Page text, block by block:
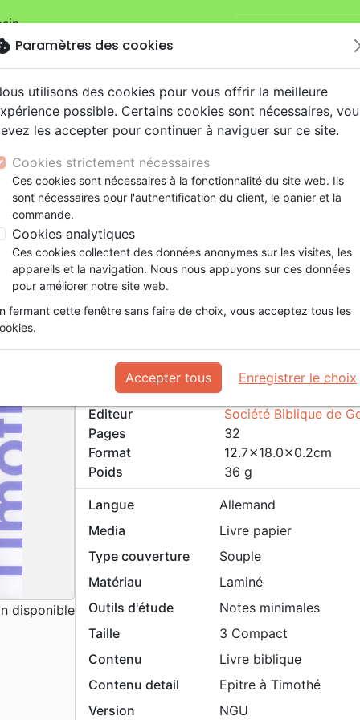
Je veux retirer
sur la boutiqueLa Maison de la
NouveautésBibles
Testaments
Segond
Darby
Livres
Famille, couple
Souffrance, Relation d'aide
Ethique, société, politique
Événements actuels
eBooks
Couple
Souffrance, Relation d'aide
Apologétique
Bibles jeunesse
Latino, Folk
Soul
Louange, Adoration
Pop, Rock
animés
conférences
Documentaires, reportages
Accessoires de Bible
Papeterie
- épîtres à Timothée
Allemand, NGÜ - épîtres à
Version : Neue Genfer Übersetzung
Référence NGU23003 EAN 9782608230034
Détails du produit
Référence
NGU23003
EAN / ISBN
Editeur
Société Biblique de
Pages
32
Format
12.7⨯18.0⨯0.2cm
Poids
36 g
Langue
Allemand
Media
Livre papier
Type couverture
Souple
Matériau
Laminé
Outils d'étude
Notes minimales
Taille
3 Compact
Contenu
Livre biblique
Contenu detail
Epitre à Timothé
Version
NGU
disponible
Paramètres des cookies
utilisons des cookies pour vous offrir la meilleure
possible. Certains cookies sont nécessaires,
les accepter pour continuer à naviguer sur ce site.
Cookies strictement nécessaires
Ces cookies sont nécessaires à la fonctionnalité du site web. Ils
sont nécessaires pour l'authentification du client, le panier et la
commande.
Cookies analytiques
Ces cookies collectent des données anonymes sur les visites, les
appareils et la navigation. Nous nous appuyons sur ces données
pour améliorer notre site web.
fermant cette fenêtre sans faire de choix, vous acceptez tous les
Accepter tous Enregistrer le choix